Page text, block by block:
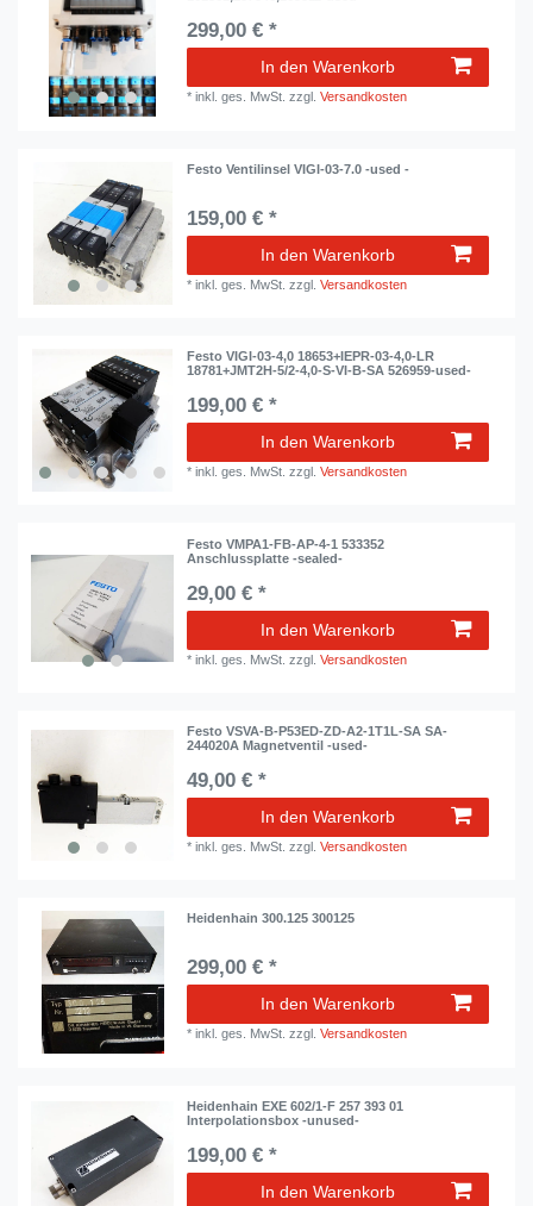
299,00 € *
In den Warenkorb
*inkl. ges. MwSt. zzgl.Versandkosten
Festo Ventilinsel VIGI-03-7.0 -used -
159,00 € *
In den Warenkorb
*inkl. ges. MwSt. zzgl.Versandkosten
Festo VIGI-03-4,0 18653+IEPR-03-4,0-LR
18781+JMT2H-5/2-4,0-S-VI-B-SA 526959-used-
199,00 € *
In den Warenkorb
*inkl. ges. MwSt. zzgl.Versandkosten
Festo VMPA1-FB-AP-4-1 533352
Anschlussplatte -sealed-
29,00 € *
In den Warenkorb
*inkl. ges. MwSt. zzgl.Versandkosten
Festo VSVA-B-P53ED-ZD-A2-1T1L-SA SA-
244020A Magnetventil -used-
49,00 € *
In den Warenkorb
*inkl. ges. MwSt. zzgl.Versandkosten
Heidenhain 300.125 300125
299,00 € *
In den Warenkorb
*inkl. ges. MwSt. zzgl.Versandkosten
Heidenhain EXE 602/1-F 257 393 01
Interpolationsbox -unused-
199,00 € *
In den Warenkorb